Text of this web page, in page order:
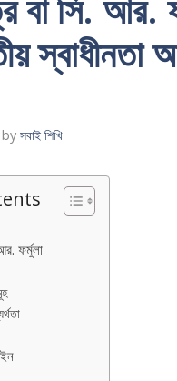
by সবাই শিখি
ফর্মুলা